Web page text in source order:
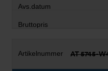
AT 5745-